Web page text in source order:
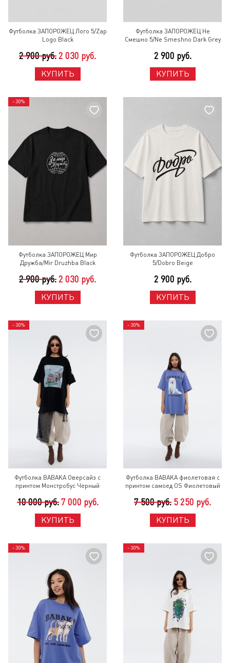
Футболка ЗАПОРОЖЕЦ Лого 5/Zap
Logo Black
2 900 руб. 2 030 руб.
КУПИТЬ
Футболка ЗАПОРОЖЕЦ Не
Смешно 5/Ne Smeshno Dark Grey
2 900 руб.
КУПИТЬ
- 30%
Футболка ЗАПОРОЖЕЦ Мир
Дружба/Mir Druzhba Black
2 900 руб. 2 030 руб.
КУПИТЬ
Футболка ЗАПОРОЖЕЦ Добро
5/Dobro Beige
2 900 руб.
КУПИТЬ
- 30%
Футболка BABAKA Оверсайз с
принтом Монстробус Черный
10 000 руб. 7 000 руб.
КУПИТЬ
- 30%
Футболка BABAKA фиолетовая с
принтом самоед OS Фиолетовый
7 500 руб. 5 250 руб.
КУПИТЬ
- 30% - 30%